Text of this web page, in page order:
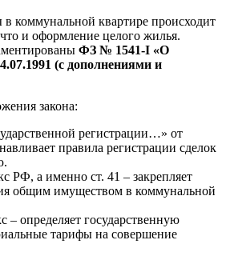
коммунальной квартире происходит
и оформление целого жилья.
ФЗ № 1541-I «О
(с дополнениями и
закона:
регистрации…» от
правила регистрации сделок
РФ, а именно ст. 41 – закрепляет
общим имуществом в коммунальной
– определяет государственную
тарифы на совершение